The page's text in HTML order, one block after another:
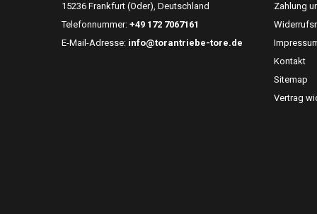
15236 Frankfurt (Oder), Deutschland
Telefonnummer: +49 172 7067161
E-Mail-Adresse: info@torantriebe-tore.de
Zahlung
Kontakt
Sitemap
Vertrag